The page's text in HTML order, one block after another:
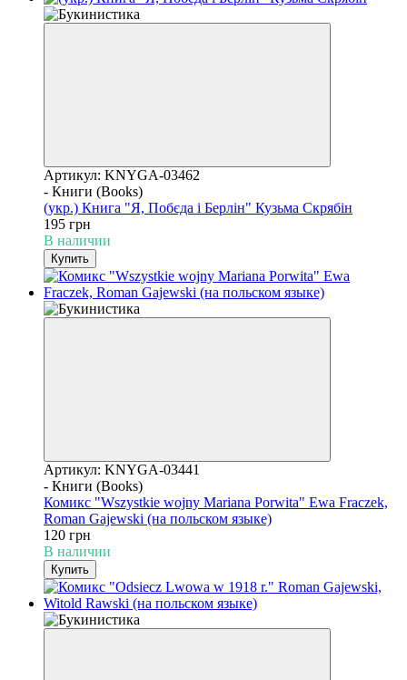
Артикул: KNYGA-03462
- Книги (Books)
(укр.) Книга "Я, Побєда і Берлін" Кузьма Скрябін
195 грн
В наличии
Купить
Артикул: KNYGA-03441
- Книги (Books)
Комикс "Wszystkie wojny Mariana Porwita" Ewa Fraczek,
Roman Gajewski (на польском языке)
120 грн
В наличии
Купить